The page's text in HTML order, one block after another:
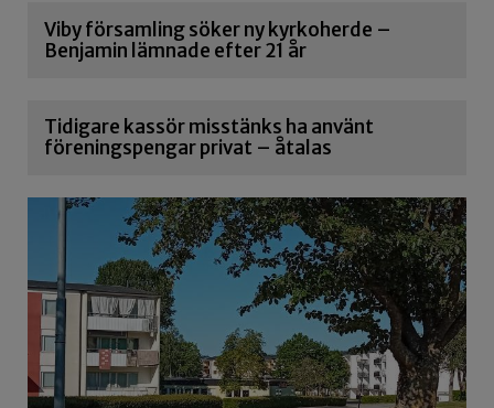
Viby församling söker ny kyrkoherde –
Benjamin lämnade efter 21 år
Tidigare kassör misstänks ha använt
föreningspengar privat – åtalas